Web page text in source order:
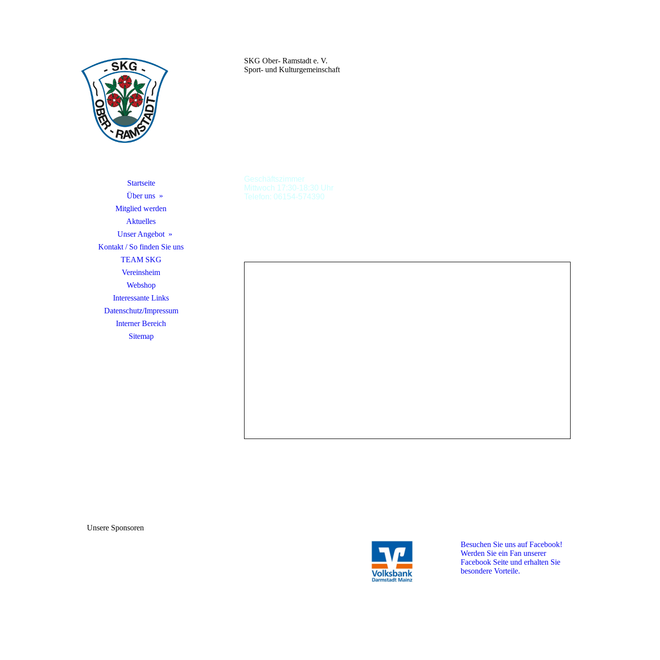
Startseite
Über uns
Mitglied werden
Aktuelles
Unser Angebot
Kontakt / So finden Sie uns
TEAM SKG
Vereinsheim
Webshop
Interessante Links
Datenschutz/Impressum
Interner Bereich
Sitemap
SKG Ober- Ramstadt e. V.
Sport- und Kulturgemeinschaft
Geschäftszimmer
Mittwoch 17:30-18:30 Uhr
Telefon: 06154-574390
Unsere Sponsoren
Besuchen Sie uns auf Facebook!
Werden Sie ein Fan unserer
Facebook Seite und erhalten Sie
besondere Vorteile.